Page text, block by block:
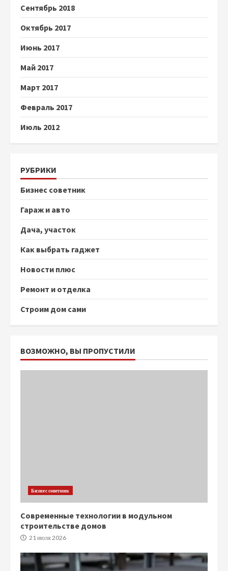
Сентябрь 2018
Октябрь 2017
Июнь 2017
Май 2017
Март 2017
Февраль 2017
Июль 2012
РУБРИКИ
Бизнес советник
Гараж и авто
Дача, участок
Как выбрать гаджет
Новости плюс
Ремонт и отделка
Строим дом сами
ВОЗМОЖНО, ВЫ ПРОПУСТИЛИ
Бизнес советник
Современные технологии в модульном
строительстве домов
21 июля 2026